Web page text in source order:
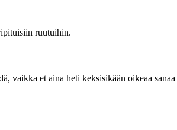
ruutuihin.
vaikka et aina heti keksisikään oikeaa sanaa